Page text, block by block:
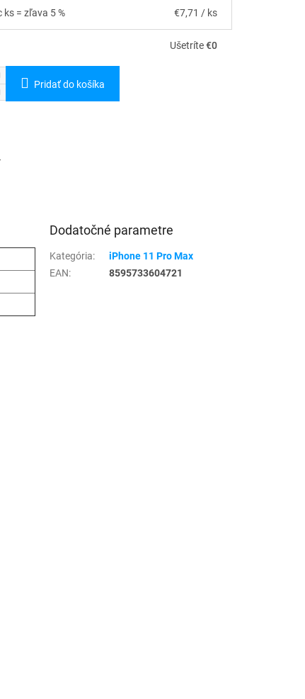
ks = zľava 5 % €7,71 / ks
Ušetríte€0
Pridať do košíka
Dodatočné parametre
Kategória:
iPhone 11 Pro Max
EAN: 8595733604721